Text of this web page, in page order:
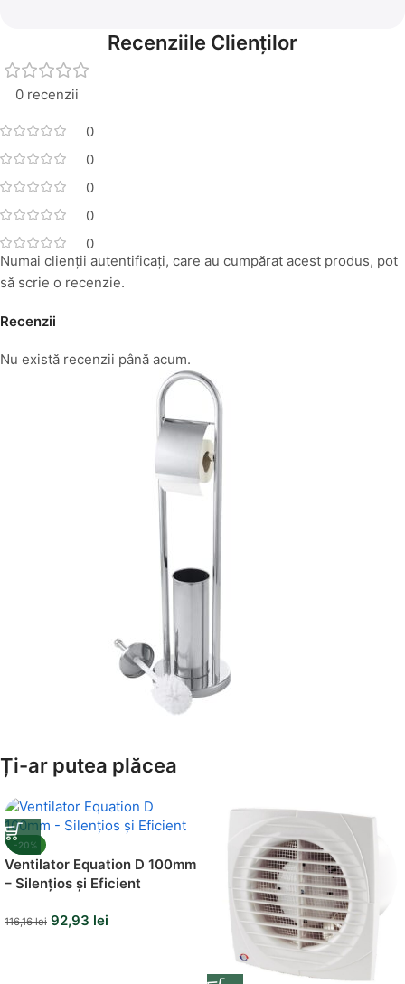
Recenziile Clienților
0 recenzii
0
0
0
0
0
Recenzii
Nu există recenzii până acum.
Numai clienții autentificați, care au cumpărat acest produs, pot
să scrie o recenzie.
Suporți Hârtie Igenică
Vezi Oferta
Ți-ar putea plăcea
-20%
Ventilator Equation D 100mm
– Silențios și Eficient
116,16lei 92,93 lei